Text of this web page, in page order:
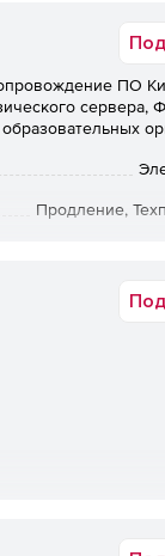
в том
диски (в том
ПО
сервера,
образовательных
Продление,